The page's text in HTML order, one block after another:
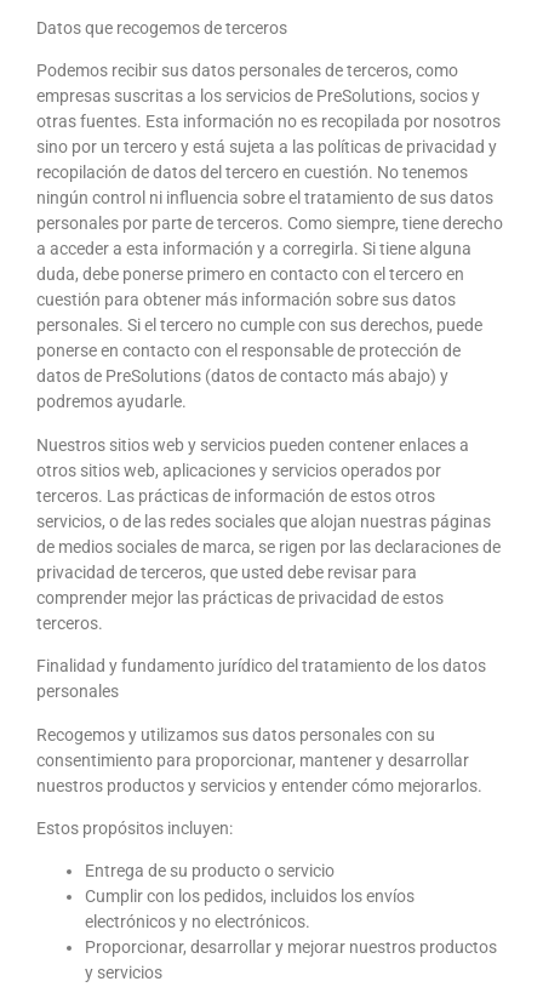
Datos que recogemos de terceros
Podemos recibir sus datos personales de terceros, como
empresas suscritas a los servicios de PreSolutions, socios y
otras fuentes. Esta información no es recopilada por nosotros
sino por un tercero y está sujeta a las políticas de privacidad y
recopilación de datos del tercero en cuestión. No tenemos
ningún control ni influencia sobre el tratamiento de sus datos
personales por parte de terceros. Como siempre, tiene derecho
a acceder a esta información y a corregirla. Si tiene alguna
duda, debe ponerse primero en contacto con el tercero en
cuestión para obtener más información sobre sus datos
personales. Si el tercero no cumple con sus derechos, puede
ponerse en contacto con el responsable de protección de
datos de PreSolutions (datos de contacto más abajo) y
podremos ayudarle.
Nuestros sitios web y servicios pueden contener enlaces a
otros sitios web, aplicaciones y servicios operados por
terceros. Las prácticas de información de estos otros
servicios, o de las redes sociales que alojan nuestras páginas
de medios sociales de marca, se rigen por las declaraciones de
privacidad de terceros, que usted debe revisar para
comprender mejor las prácticas de privacidad de estos
terceros.
Finalidad y fundamento jurídico del tratamiento de los datos
personales
Recogemos y utilizamos sus datos personales con su
consentimiento para proporcionar, mantener y desarrollar
nuestros productos y servicios y entender cómo mejorarlos.
Estos propósitos incluyen:
Entrega de su producto o servicio
Cumplir con los pedidos, incluidos los envíos
electrónicos y no electrónicos.
Proporcionar, desarrollar y mejorar nuestros productos
y servicios